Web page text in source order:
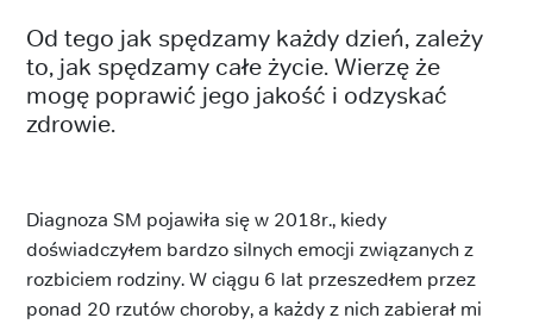
Od tego jak spędzamy każdy dzień, zależy
to, jak spędzamy całe życie. Wierzę że
mogę poprawić jego jakość i odzyskać
zdrowie.
Diagnoza SM pojawiła się w 2018r., kiedy
doświadczyłem bardzo silnych emocji związanych z
rozbiciem rodziny. W ciągu 6 lat przeszedłem przez
ponad 20 rzutów choroby, a każdy z nich zabierał mi